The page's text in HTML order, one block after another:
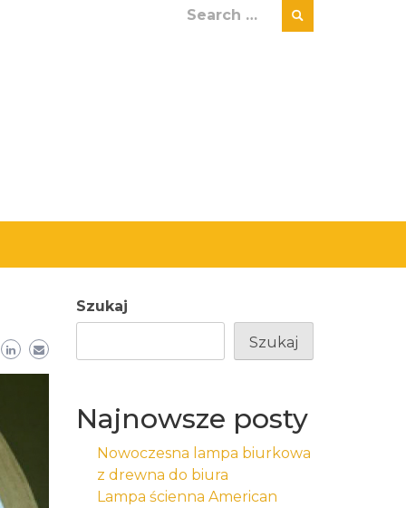
Search
Szukaj
Szukaj
Najnowsze posty
Nowoczesna lampa biurkowa
z drewna do biura
Lampa ścienna American